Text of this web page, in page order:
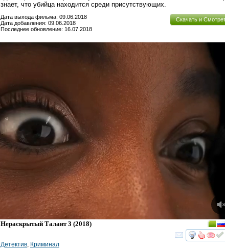
знает, что убийца находится среди присутствующих.
Скачать и
Дата выхода фильма: 09.06.2018
Дата добавления: 09.06.2018
Последнее обновление: 16.07.2018
Нераскрытый Талант 3 (2018)
Детектив, Криминал